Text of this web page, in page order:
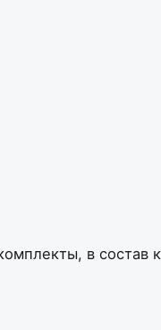
в состав